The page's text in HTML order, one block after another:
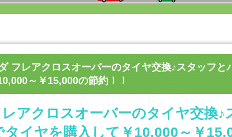
フレアクロスオーバーのタイヤ交換♪スタッフと
～￥15,000の節約！！
アクロスオーバーのタイヤ交換♪
イヤを購入して￥10,000～￥